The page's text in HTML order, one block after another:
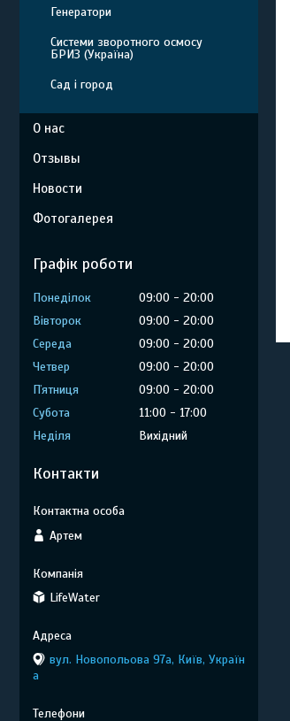
Генератори
Системи зворотного осмосу
БРИЗ (Україна)
Сад і город
О нас
Отзывы
Новости
Фотогалерея
Графік роботи
Понеділок 09:00
20:00
Вівторок
09:00
20:00
Середа
09:00
20:00
Четвер
09:00
20:00
Пʼятниця
09:00
20:00
Субота
11:00
17:00
Неділя
Вихідний
Контакти
Артем
LifeWater
вул. Новопольова 97а, Київ, Україн
а